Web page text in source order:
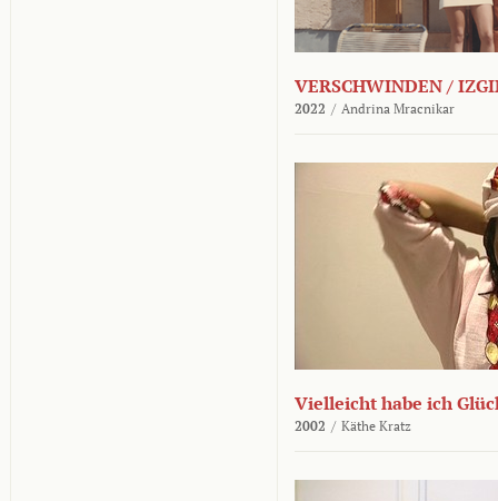
VERSCHWINDEN /
2022 / Andrina Mracnikar
Vielleicht habe ich
2002 / Käthe Kratz